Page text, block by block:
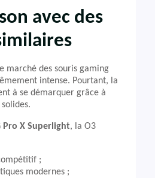
avec des
marché des souris gaming
intense. Pourtant, la
à se démarquer grâce à
Pro X Superlight, la O3
;
modernes ;